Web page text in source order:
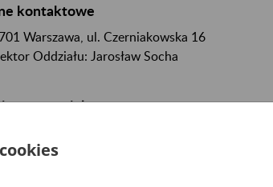
kontaktowe
Warszawa, ul. Czerniakowska 16
Oddziału: Jarosław Socha
terytorialny: